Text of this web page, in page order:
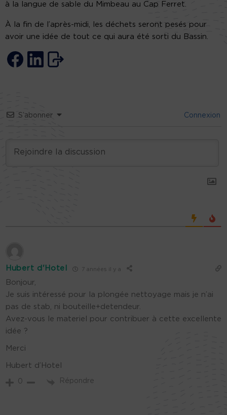
à la langue de sable du Mimbeau au Cap Ferret.
À la fin de l’après-midi, les déchets seront pesés pour
avoir une idée de tout ce qui aura été sorti du Bassin.
S’abonner Connexion
Hubert d'Hotel 7 années il y a
Bonjour,
Je suis intéressé pour la plongée nettoyage mais je n’ai
pas de stab, ni bouteille+detendeur.
Avez-vous le materiel pour contribuer à cette excellente
idée ?
Merci
Hubert d’Hotel
0 Répondre